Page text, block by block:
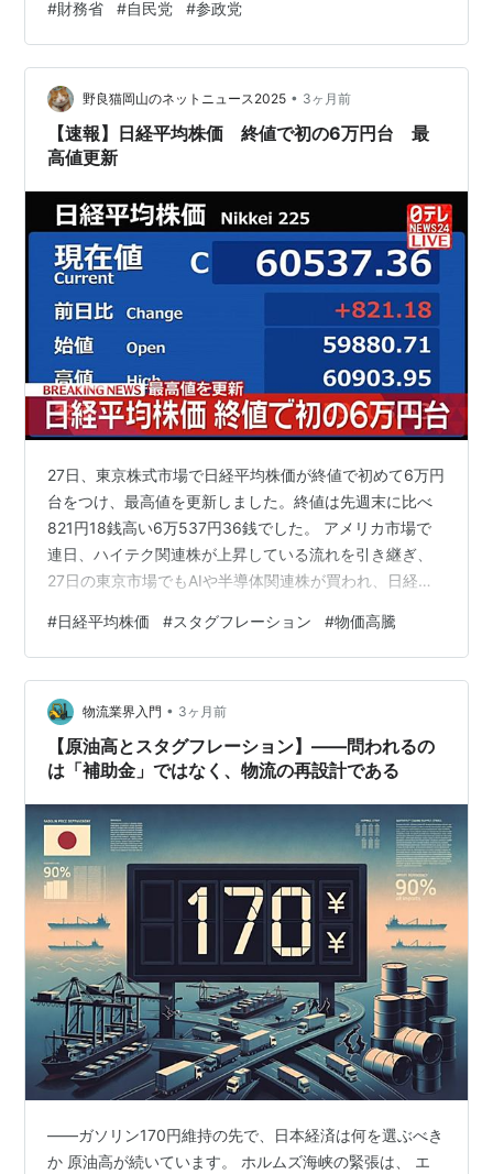
50%近い。自民党はポピュリズム的な手法を取り入れる
ことを厭わないから総選挙で結党以来の大勝を果たした
が、いつまでその人気が続くかわからない。消費税減税
の公約を反古にすれば参院選は惨敗だ。高市…
#財務省 #自民党 #参政党
野良猫岡山のネットニュース2025 • 3ヶ月前
【速報】日経平均株価 終値で初の6万円台 最
高値更新
27日、東京株式市場で日経平均株価が終値で初めて6万円
台をつけ、最高値を更新しました。終値は先週末に比べ
821円18銭高い6万537円36銭でした。 アメリカ市場で
連日、ハイテク関連株が上昇している流れを引き継ぎ、
27日の東京市場でもAIや半導体関連株が買われ、日経平
に対しホルムズ海峡の封鎖解除に向けた新しい提案を伝
えたと報じられたことを受け、中東情勢の緊張緩和への
期待から、一段と上げ幅を広げました。 日銀「追加利上
げ見送り」の見通し きょうから金融政策決定会合 “イラ
ン情勢の影響見極める” 円安加速防ぐため「利上げ続ける
姿勢」は維持か 日本…
#日経平均株価 #スタグフレーション #物価高騰
物流業界入門 • 3ヶ月前
【原油高とスタグフレーション】――問われるの
は「補助金」ではなく、物流の再設計である
――ガソリン170円維持の先で、日本経済は何を選ぶべき
か 原油高が続いています。 ホルムズ海峡の緊張は、 エ